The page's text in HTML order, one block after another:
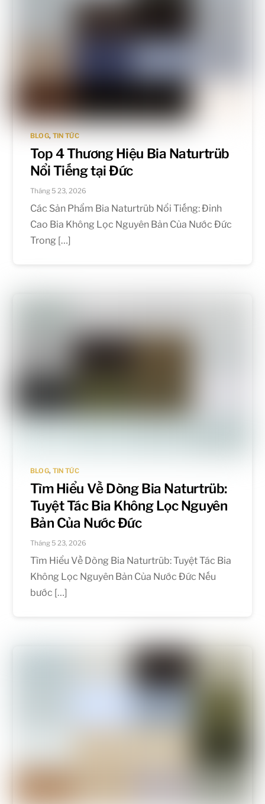
BLOG, TIN TỨC
Top 4 Thương Hiệu Bia Naturtrüb
Nổi Tiếng tại Đức
Tháng 5 23, 2026
Các Sản Phẩm Bia Naturtrüb Nổi Tiếng: Đỉnh
Cao Bia Không Lọc Nguyên Bản Của Nước Đức
Trong […]
BLOG, TIN TỨC
Tìm Hiểu Về Dòng Bia Naturtrüb:
Tuyệt Tác Bia Không Lọc Nguyên
Bản Của Nước Đức
Tháng 5 23, 2026
Tìm Hiểu Về Dòng Bia Naturtrüb: Tuyệt Tác Bia
Không Lọc Nguyên Bản Của Nước Đức Nếu
bước […]